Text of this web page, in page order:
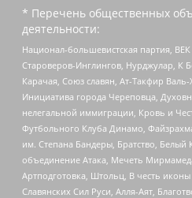
* Перечень общественных
деятельности:
Национал-большевистская партия,
Староверов-Инглингов, Нурджулар, К
Карачая, Союз славян, Ат-Такфир
Инициатива города Череповца,
нелегальной иммиграции, Кровь и
Футбольного Клуба Динамо,
им. Степана Бандеры, Братство,
объединение Атака, Мечеть
Артподготовка, Штольц, В честь
Славянских Сил Руси, Алля-Аят,